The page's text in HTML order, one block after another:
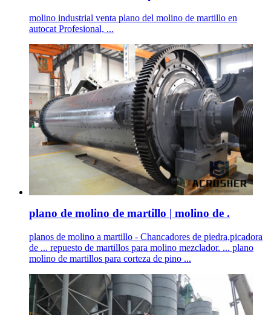
molino industrial venta plano del molino de martillo en
autocat Profesional, ...
plano de molino de martillo | molino de .
planos de molino a martillo - Chancadores de piedra,picadora
de ... repuesto de martillos para molino mezclador. ... plano
molino de martillos para corteza de pino ...